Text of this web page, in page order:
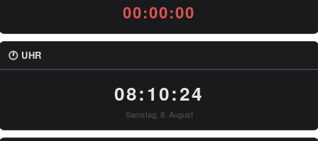
00:00:00
🕐 UHR
08:10:25
Samstag, 8. August